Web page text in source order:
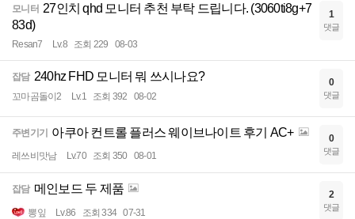
모니터 27인치 qhd 모니터 추천 부탁 드립니다. (3060ti8g+7
83d)
Resan7 Lv.8 조회 229 08-03
1
댓글
잡담 240hz FHD 모니터 뭐 쓰시나요?
꼬마곰돌이2 Lv.1 조회 392 08-02
0
댓글
주변기기 아쿠아 컨트롤 플러스 웨이브나이트 후기 AC+
레쓰비맛남 Lv.70 조회 350 08-01
0
댓글
잡담 메인보드 두 제품
뽕잎 Lv.86 조회 334 07-31
2
댓글